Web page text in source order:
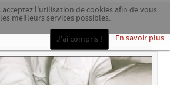
acceptez l'utilisation de cookies afin de vous
meilleurs services possibles.
En savoir plus
J'ai compris !